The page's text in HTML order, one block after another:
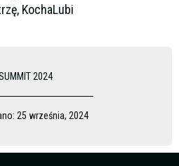
KochaLubi
2024
25 września, 2024